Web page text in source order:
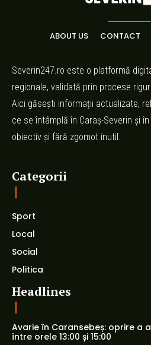
ABOUT US CONTACT
Severin247.ro este o platformă
regionale, validată prin procese
Aici găsești informații actualizate,
ce se întâmplă în Caraș-Severin și
obiectiv și fără zgomot inutil.
Categorii
Sport
Local
Social
Politica
Headlines
Avarie în Caransebeș: oprire a
între orele 13:00 și 15:00